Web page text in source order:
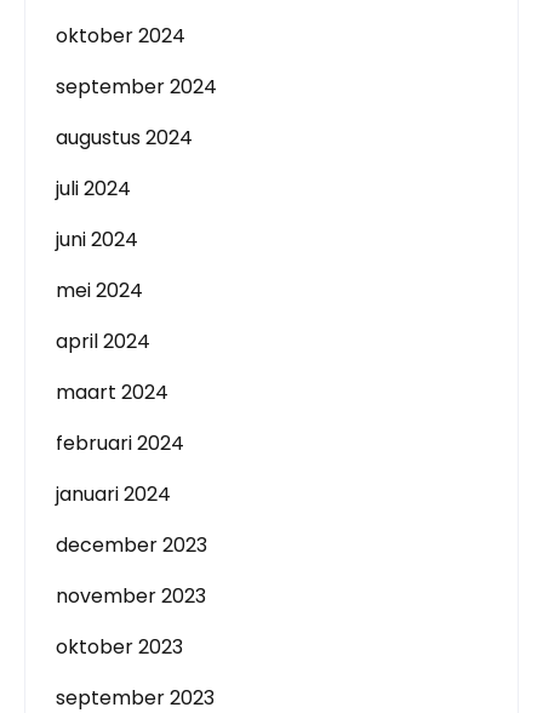
oktober 2024
september 2024
augustus 2024
juli 2024
juni 2024
mei 2024
april 2024
maart 2024
februari 2024
januari 2024
december 2023
november 2023
oktober 2023
september 2023